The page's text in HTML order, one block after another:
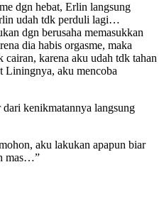
dgn hebat, Erlin langsung
udah tdk perduli lagi…
dgn berusaha memasukkan
dia habis orgasme, maka
cairan, karena aku udah tdk tahan
Liningnya, aku mencoba
kenikmatannya langsung
aku lakukan apapun biar
mas…”